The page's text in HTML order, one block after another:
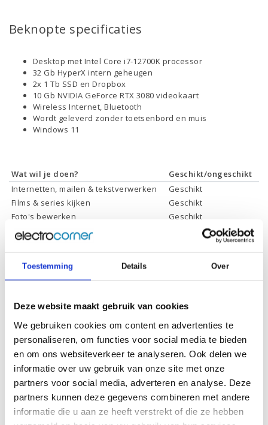
Toestemming Details Over
Deze website maakt gebruik van cookies
We gebruiken cookies om content en advertenties te
personaliseren, om functies voor social media te bieden
en om ons websiteverkeer te analyseren. Ook delen we
informatie over uw gebruik van onze site met onze
partners voor social media, adverteren en analyse. Deze
partners kunnen deze gegevens combineren met andere
informatie die u aan ze heeft verstrekt of die ze hebben
Beknopte specificaties
Desktop met Intel Core i7-12700K processor
32 Gb HyperX intern geheugen
2x 1 Tb SSD en Dropbox
10 Gb NVIDIA GeForce RTX 3080 videokaart
Wireless Internet, Bluetooth
Wordt geleverd zonder toetsenbord en muis
Windows 11
Wat wil je doen?
Geschikt/ongeschikt
Internetten, mailen & tekstverwerken
Geschikt
Films & series kijken
Geschikt
Foto's bewerken
Geschikt
Video's bewerken
Geschikt
Gamen
* Systeemvereisten zijn sterk afhankelijk van de games die u wilt spelen,
controleer dit eerst en bepaal daarop uw keuze.
Specificaties
Processor:
Intel Core i7-12700K
Processor
cachegeheugen:
25 Mb
Processor kernen:
12 Cores, 20 Threads
Processor